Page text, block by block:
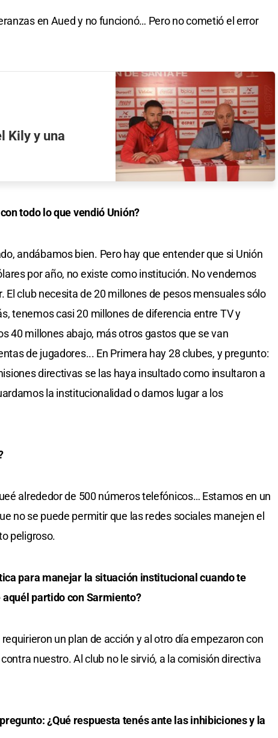
en Aued y no funcionó… Pero no cometió el error
Kily y una
todo lo que vendió Unión?
andábamos bien. Pero hay que entender que si Unión
por año, no existe como institución. No vendemos
El club necesita de 20 millones de pesos mensuales sólo
tenemos casi 20 millones de diferencia entre TV y
40 millones abajo, más otros gastos que se van
de jugadores... En Primera hay 28 clubes, y pregunto:
directivas se las haya insultado como insultaron a
la institucionalidad o damos lugar a los
alrededor de 500 números telefónicos… Estamos en un
no se puede permitir que las redes sociales manejen el
peligroso.
para manejar la situación institucional cuando te
partido con Sarmiento?
un plan de acción y al otro día empezaron con
nuestro. Al club no le sirvió, a la comisión directiva
¿Qué respuesta tenés ante las inhibiciones y la